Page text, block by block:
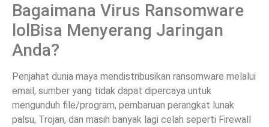
Bagaimana Virus Ransomware
lolBisa Menyerang Jaringan
Anda?
Penjahat dunia maya mendistribusikan ransomware melalui
email, sumber yang tidak dapat dipercaya untuk
mengunduh file/program, pembaruan perangkat lunak
palsu, Trojan, dan masih banyak lagi celah seperti Firewall